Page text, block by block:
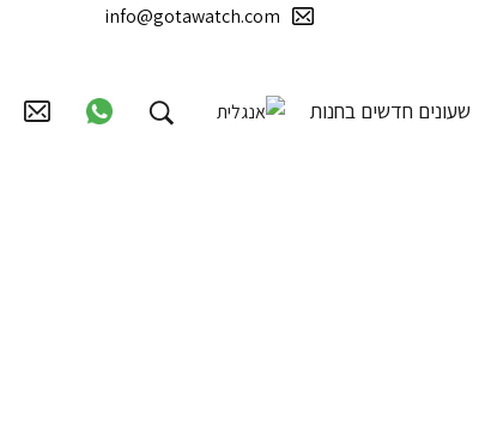
info@gotawatch.com
שעונים חדשים בחנות